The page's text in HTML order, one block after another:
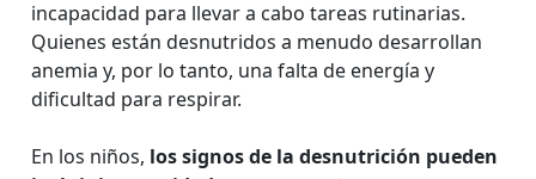
incapacidad para llevar a cabo tareas rutinarias.
Quienes están desnutridos a menudo desarrollan
anemia y, por lo tanto, una falta de energía y
dificultad para respirar.
En los niños, los signos de la desnutrición pueden